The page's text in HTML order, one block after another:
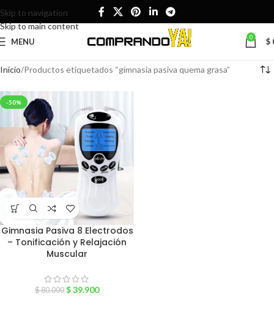
Skip to navigation
Skip to main content
MENU 0 $
Inicio Productos etiquetados “gimnasia pasiva quema grasa”
-50%
Gimnasia Pasiva 8 Electrodos
– Tonificación y Relajación
Muscular
$80.000 $39.900